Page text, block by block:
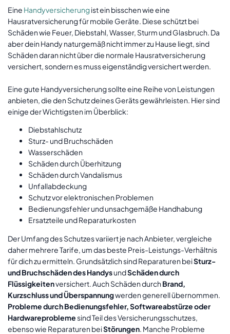
Eine Handyversicherungist ein bisschen wie eine
Hausratversicherung für mobile Geräte. Diese schützt bei
Schäden wie Feuer, Diebstahl, Wasser, Sturm und Glasbruch. Da
aber dein Handy naturgemäß nicht immer zu Hause liegt, sind
Schäden daran nicht über die normale Hausratversicherung
versichert, sondern es muss eigenständig versichert werden.
Eine gute Handyversicherung sollte eine Reihe von Leistungen
anbieten, die den Schutz deines Geräts gewährleisten. Hier sind
einige der Wichtigsten im Überblick:
Diebstahlschutz
Sturz- und Bruchschäden
Wasserschäden
Schäden durch Überhitzung
Schäden durch Vandalismus
Unfallabdeckung
Schutz vor elektronischen Problemen
Bedienungsfehler und unsachgemäße Handhabung
Ersatzteile und Reparaturkosten
Der Umfang des Schutzes variiert je nach Anbieter, vergleiche
daher mehrere Tarife, um das beste Preis-Leistungs-Verhältnis
für dich zu ermitteln. Grundsätzlich sind Reparaturen beiSturz-
und Bruchschäden des HandysundSchäden durch
Flüssigkeitenversichert. Auch Schäden durch Brand,
Kurzschluss und Überspannungwerden generell übernommen.
Probleme durch Bedienungsfehler, Softwareabstürze oder
Hardwareprobleme sind Teil des Versicherungsschutzes,
ebenso wie Reparaturen beiStörungen . Manche Probleme